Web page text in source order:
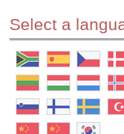
Select a